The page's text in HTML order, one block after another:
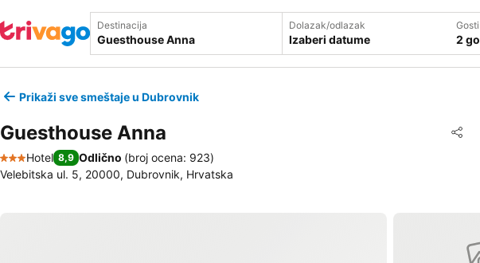
Destinacija Dolazak/odlazak
Izaberi datume 2
Prikaži sve smeštaje u Dubrovnik
Guesthouse Anna Deli
3 Zvezdice
Hotel 8,9 Odlično (broj ocena: 923)
Velebitska ul. 5, 20000, Dubrovnik, Hrvatska